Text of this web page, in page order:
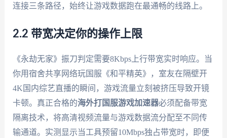
连接三条路径，始终让游戏数据跑在最通畅的线路上。
2.2 带宽决定你的操作上限
《永劫无家》振刀判定需要8Kbps上行带宽实时响应。当
你用宿舍共享网络玩国服《和平精英》，室友在隔壁开
4K国内综艺直播的瞬间，游戏流量立刻被挤压导致开镜
卡顿。真正合格的海外打国服游戏加速器必须配备带宽
隔离技术，将高清视频流量与游戏数据流分配至不同传
输通道。实测显示当工具预留10Mbps独占带宽时，即便